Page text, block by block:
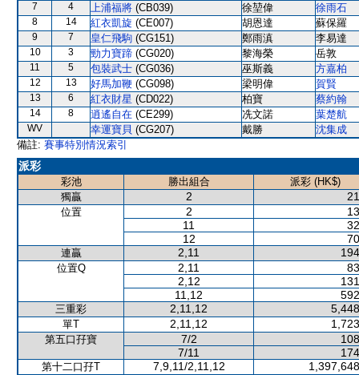
7 4 上浦福將 (CB039) 徐堃偉 徐雨石
8 14 紅衣凱旋 (CE007) 胡恩達 蘇保羅
9 7 皇仁飛駒 (CG151) 鄭雨滇 李易達
10 3 勁力寶蹄 (CG020) 黎海榮 岳敦
11 5 包裝武士 (CG036) 巫斯義 方嘉柏
12 13 好馬加鞭 (CG098) 梁明偉 賀賢
13 6 紅衣財星 (CD022) 柏寶 蔡約翰
14 8 逍遙自在 (CE299) 冼文諾 葉楚航
WV 幸運寶貝 (CG207) 戴勝
沈集成
備註: 賽事特別情況索引
派彩
彩池 勝出組合
派彩 (HK$)
獨贏
2
位置 2
11
12
連贏 2,11
位置Q 2,11
2,12
11,12
三重彩 2,11,12
單T 2,11,12
第五口孖寶 7/2
7/11
第十二口孖T 7,9,11/2,11,12